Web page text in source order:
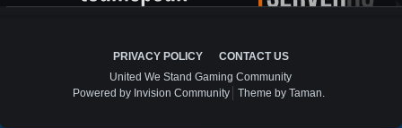
PRIVACY POLICY
CONTACT US
United We Stand Gaming Community
Powered by Invision Community
Theme by Taman.